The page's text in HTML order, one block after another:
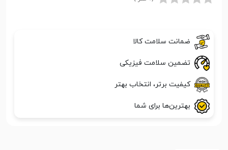
ضمانت سلامت کالا
تضمین سلامت فیزیکی
کیفیت برتر، انتخاب بهتر
بهترین‌ها برای شما